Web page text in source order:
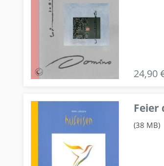
24,90
Feier
(38 MB)